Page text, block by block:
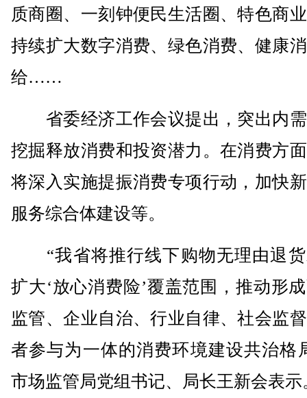
质商圈、一刻钟便民生活圈、特色商
持续扩大数字消费、绿色消费、健康
给……
省委经济工作会议提出，突出内
挖掘释放消费和投资潜力。在消费方
将深入实施提振消费专项行动，加快
服务综合体建设等。
“我省将推行线下购物无理由退货
扩大‘放心消费险’覆盖范围，推动形
监管、企业自治、行业自律、社会监
者参与为一体的消费环境建设共治格
市场监管局党组书记、局长王新会表示